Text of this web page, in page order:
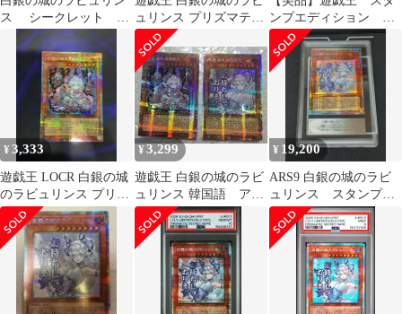
ス シークレット 2
枚セット
ュリンス プリズマティ
ックシークレット
ンプエディション シ
ークレット48枚コンプ
リートセット
¥3,333
遊戯王 LOCR 白銀の城
のラビュリンス プリズ
マティックシークレッ
ト
¥3,299
遊戯王 白銀の城のラビ
ュリンス 韓国語 アジ
ア版 プリズマ ２枚セッ
ト
¥ 19,200
ARS9 白銀の城のラビ
ュリンス スタンプ
プリズマティックシー
クレットレア